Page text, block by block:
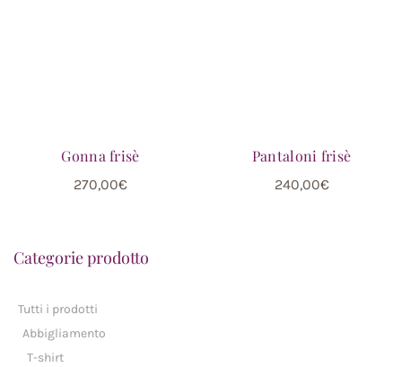
Gonna frisè
270,00€
Pantaloni frisè
240,00€
Categorie prodotto
Tutti i prodotti
Abbigliamento
T-shirt